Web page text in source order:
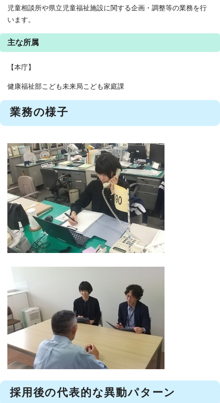
児童相談所や県立児童福祉施設に関する企画・調整等の業務を行
います。
主な所属
【本庁】
健康福祉部こども未来局こども家庭課
業務の様子
採用後の代表的な異動パターン